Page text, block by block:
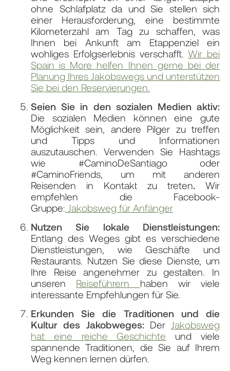
ohne Schlafplatz da und Sie stellen sich
einer Herausforderung, eine bestimmte
Kilometerzahl am Tag zu schaffen, was
Ihnen bei Ankunft am Etappenziel ein
wohliges Erfolgserlebnis verschafft.Wir bei
Spain is More helfen Ihnen gerne bei der
Planung Ihres Jakobswegs und unterstützen
Sie bei den Reservierungen.
Seien Sie in den sozialen Medien aktiv:
Die sozialen Medien können eine gute
Möglichkeit sein, andere Pilger zu treffen
und Tipps und Informationen
auszutauschen. Verwenden Sie Hashtags
wie #CaminoDeSantiago oder
#CaminoFriends, um mit anderen
Reisenden in Kontakt zu treten. Wir
empfehlen die Facebook-
Gruppe: Jakobsweg für Anfänger
Nutzen Sie lokale Dienstleistungen:
Entlang des Weges gibt es verschiedene
Dienstleistungen, wie Geschäfte und
Restaurants. Nutzen Sie diese Dienste, um
Ihre Reise angenehmer zu gestalten. In
unseren Reiseführern haben wir viele
interessante Empfehlungen für Sie.
Erkunden Sie die Traditionen und die
Kultur des Jakobweges: Der
Jakobsweg
hat eine reiche Geschichte und viele
spannende Traditionen, die Sie auf Ihrem
Weg kennen lernen dürfen.